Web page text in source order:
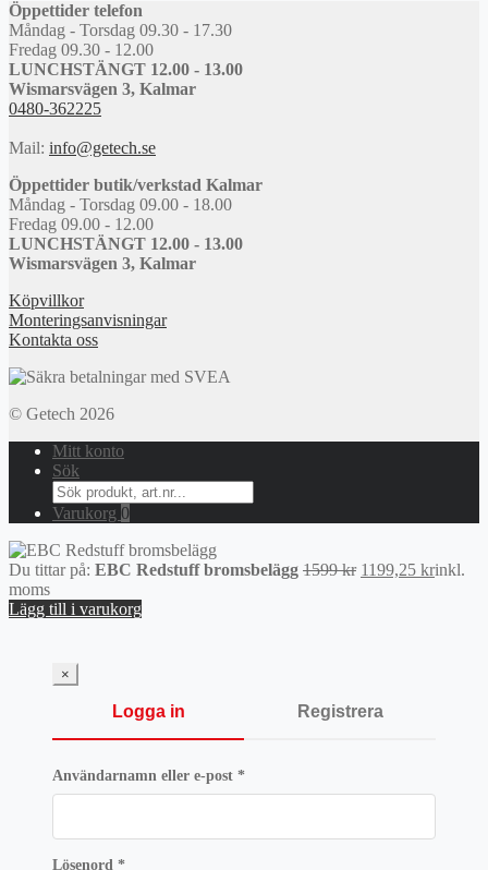
Öppettider telefon
Måndag - Torsdag 09.30 - 17.30
Fredag 09.30 - 12.00
LUNCHSTÄNGT 12.00 - 13.00
Wismarsvägen 3, Kalmar
0480-362225
Mail: info@getech.se
Öppettider butik/verkstad Kalmar
Måndag - Torsdag 09.00 - 18.00
Fredag 09.00 - 12.00
LUNCHSTÄNGT 12.00 - 13.00
Wismarsvägen 3, Kalmar
Köpvillkor
Monteringsanvisningar
Kontakta oss
© Getech 2026
Mitt konto
Sök
Search
for:
Varukorg 0
Du tittar på: EBC Redstuff bromsbelägg 1599kr Det
1199,25 krDet
inkl.
moms
Lägg till i varukorg
×
Logga in Registrera
Användarnamn eller e-post *Obligatoriskt
Lösenord *Obligatoriskt